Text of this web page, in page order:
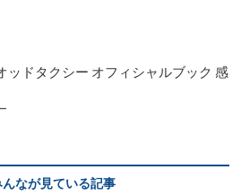
ッドタクシー オフィシャルブック 感
なが見ている記事